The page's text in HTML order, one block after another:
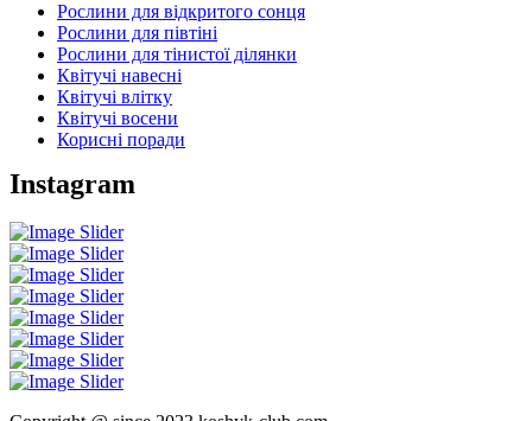
Рослини для відкритого сонця
Рослини для півтіні
Рослини для тінистої ділянки
Квітучі навесні
Квітучі влітку
Квітучі восени
Корисні поради
Instagram